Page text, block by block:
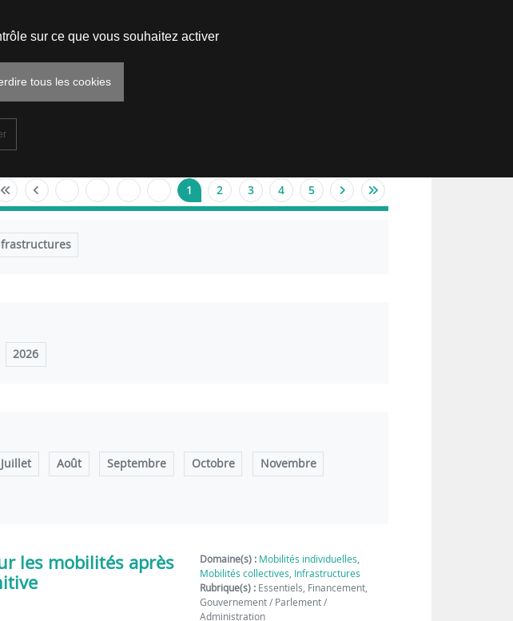
1 2 3 4 5
2026
Juillet Août Septembre Octobre Novembre
les mobilités après
Domaine(s) : Mobilités individuelles,
Mobilités collectives, Infrastructures
Rubrique(s) : Essentiels, Financement,
Gouvernement / Parlement /
Administration
sur ce que vous souhaitez activer
tous les cookies